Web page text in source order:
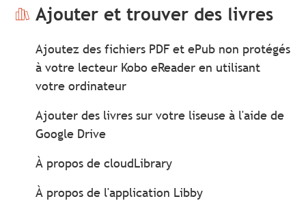
Ajouter et trouver des livres
Ajoutez des fichiers PDF et ePub non protégés
à votre lecteur Kobo eReader en utilisant
votre ordinateur
Ajouter des livres sur votre liseuse à l'aide de
Google Drive
À propos de cloudLibrary
À propos de l'application Libby